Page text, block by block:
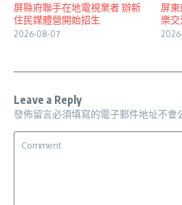
屏縣府聯手在地電視業者 辦新
住民媒體營開始招生
2026-08-07
屏
樂交
Leave a Reply
發佈留言必須填寫的電子郵件地址不會